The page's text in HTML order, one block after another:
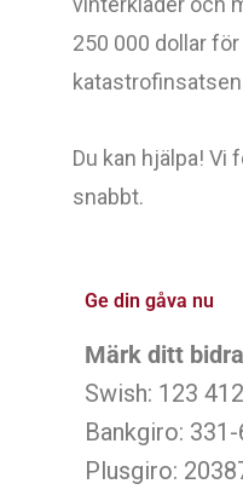
250 000 dollar
Du kan hjälpa! Vi
snabbt.
Ge din gåva nu
Märk ditt
Swish: 123
Bankgiro:
Plusgiro: